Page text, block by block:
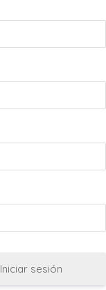
Iniciar sesión